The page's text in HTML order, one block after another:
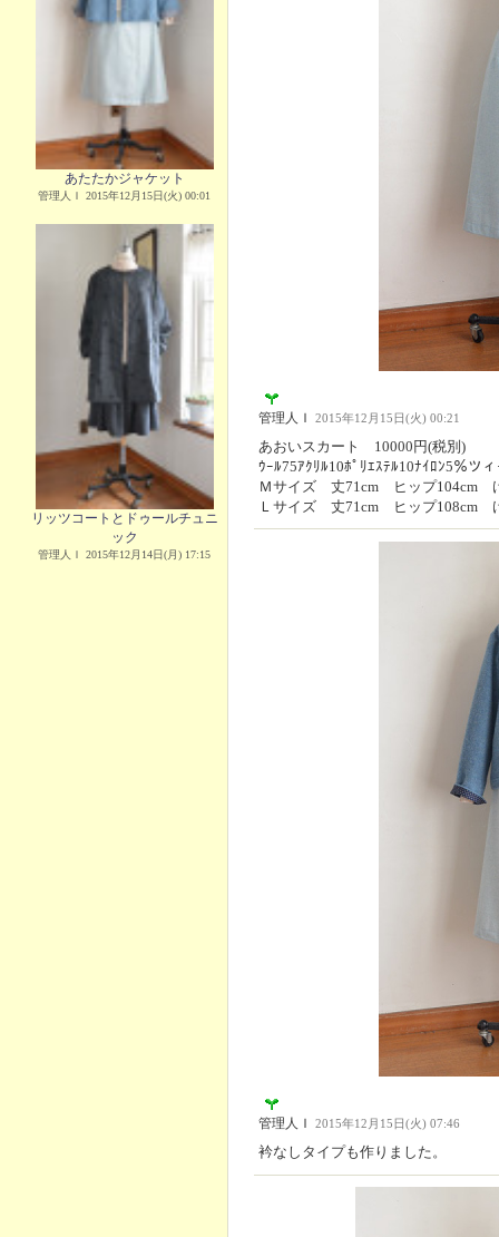
あたたかジャケット
管理人Ｉ 2015年12月15日(火) 00:01
リッツコートとドゥールチュニ
ック
管理人Ｉ 2015年12月14日(月) 17:15
管理人Ｉ 2015年12月15日(火) 00:21
あおいスカート 10000円(税別)
ｳｰﾙ75ｱｸﾘﾙ10ﾎﾟﾘｴｽﾃﾙ10ﾅｲﾛﾝ5％ツ
Ｍサイズ 丈71cm ヒップ104cm
Ｌサイズ 丈71cm ヒップ108cm
管理人Ｉ 2015年12月15日(火) 07:46
衿なしタイプも作りました。